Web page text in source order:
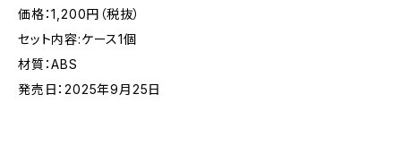
価格：1,200円（税抜）
セット内容:ケース1個
材質：ABS
発売日：2025年9月25日